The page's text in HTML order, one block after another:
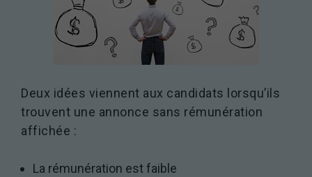
Deux idées viennent aux candidats lorsqu’ils
trouvent une annonce sans rémunération
affichée :
La rémunération est faible